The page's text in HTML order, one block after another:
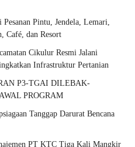
Pintu, Jendela, Lemari,
Café, dan Resort
Cikulur Resmi Jalani
Infrastruktur Pertanian
P3-TGAI DILEBAK-
PROGRAM
Tanggap Darurat Bencana
PT KTC Tiga Kali Mangkir